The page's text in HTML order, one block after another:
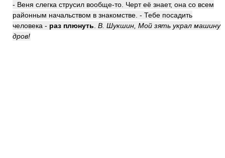
- Веня слегка струсил вообще-то. Черт её знает, она со всем
районным начальством в знакомстве. - Тебе посадить
человека - раз плюнуть В. Шукшин, Мой зять украл машину
дров!